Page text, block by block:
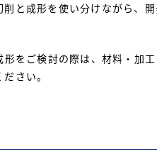
と成形を使い分けながら、
をご検討の際は、材料・加
さい。